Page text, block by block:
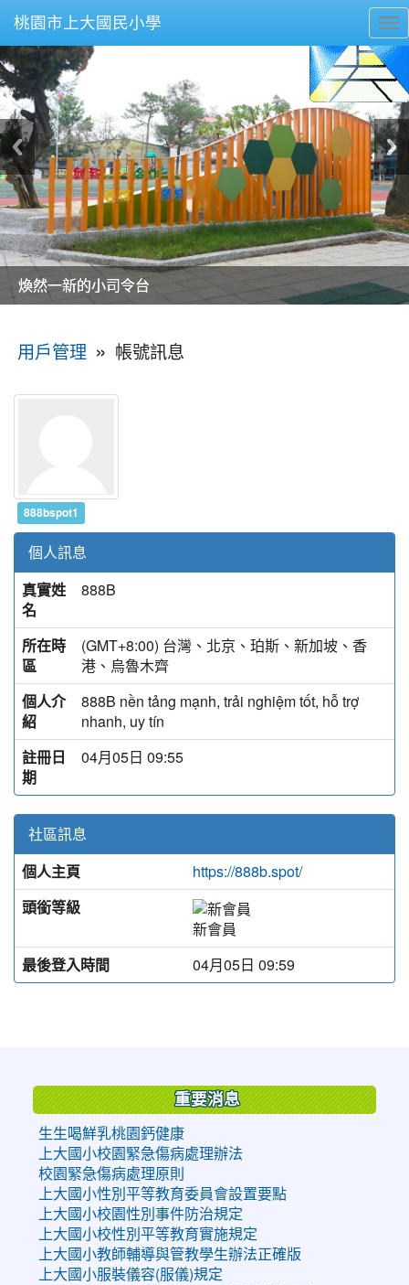
桃園市上大國民小學
美麗的操場是我們活力的來源
美麗的操場是我們活力的來源
煥然一新的小司令台
煥然一新的小司令台
富含桃園埤塘田園風光意象的中廊
富含桃園埤塘田園風光意象的中廊
嶄新的中庭廣場
嶄新的中庭廣場
水生池生生不息
水生池生生不息
用戶管理 » 帳號訊息
888bspot1
個人訊息
真實姓
名
888B
所在時
區
(GMT+8:00) 台灣、北京、珀斯、新加坡、香
港、烏魯木齊
個人介
紹
888B nền tảng mạnh, trải nghiệm tốt, hỗ trợ
nhanh, uy tín
註冊日
期
04月05日 09:55
社區訊息
個人主頁
https://888b.spot/
頭銜等級
新會員
最後登入時間
04月05日 09:59
重要消息
生生喝鮮乳桃園鈣健康
上大國小校園緊急傷病處理辦法
校園緊急傷病處理原則
上大國小性別平等教育委員會設置要點
上大國小校園性別事件防治規定
上大國小校性別平等教育實施規定
上大國小教師輔導與管教學生辦法正確版
上大國小服裝儀容(服儀)規定